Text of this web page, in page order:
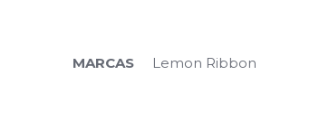
MARCAS Lemon Ribbon